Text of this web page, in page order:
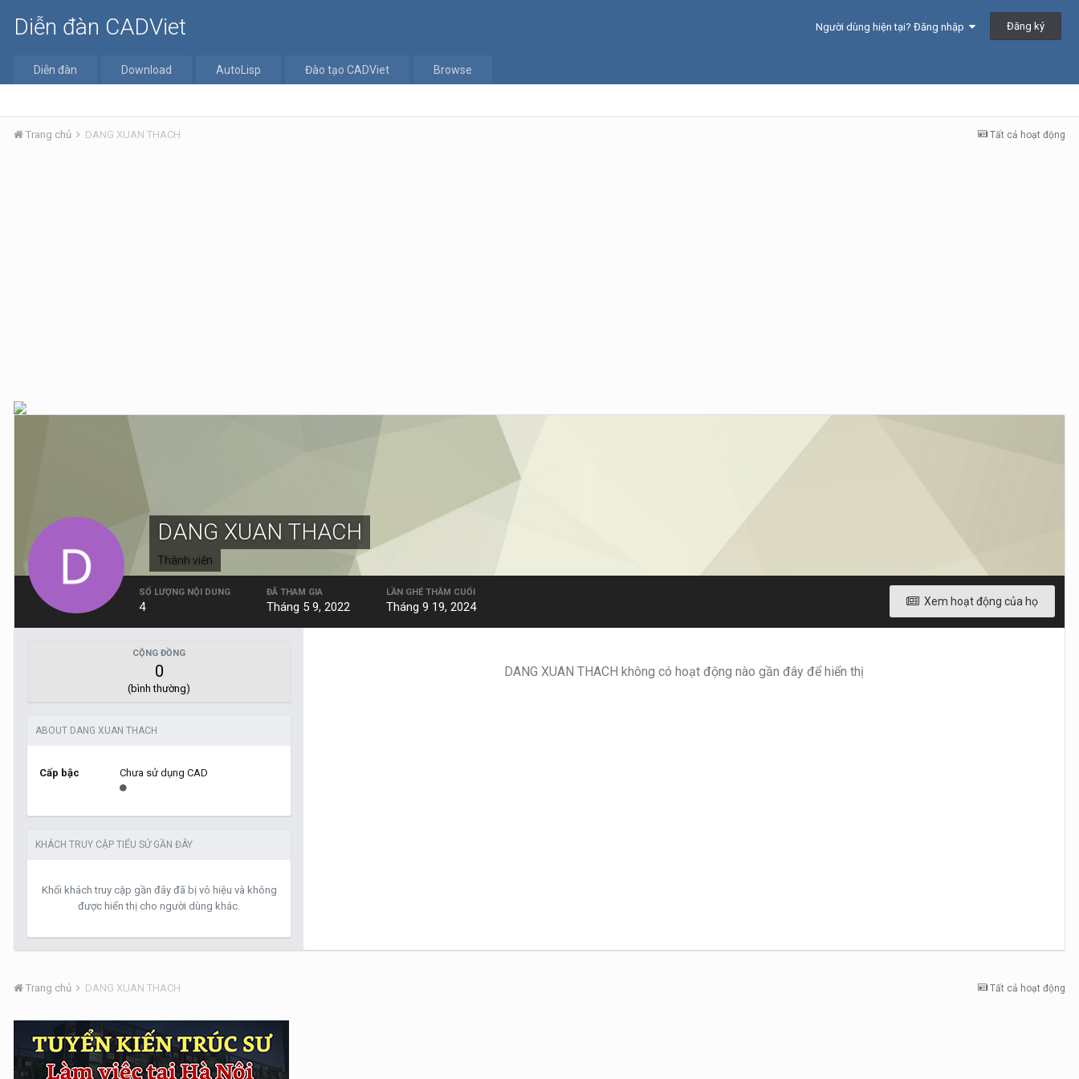
Diễn đàn CADViet Người dùng hiện tại? Đăng nhập Đăng ký
Diễn đàn Download AutoLisp Đào tạo CADViet Browse
Tất cả hoạt động
Trang chủ DANG XUAN THACH
DANG XUAN THACH
Thành viên
Xem hoạt động của họ
SỐ LƯỢNG NỘI DUNG
4
ĐÃ THAM GIA
Tháng 5 9, 2022
LẦN GHÉ THĂM CUỐI
Tháng 9 19, 2024
CỘNG ĐỒNG
0
(bình thường)
ABOUT DANG XUAN THACH
Cấp bậc Chưa sử dụng CAD
KHÁCH TRUY CẬP TIỂU SỬ GẦN ĐÂY
Khối khách truy cập gần đây đã bị vô hiệu và không
được hiển thị cho người dùng khác.
DANG XUAN THACH không có hoạt động nào gần đây để hiển thị
Tất cả hoạt động
Trang chủ DANG XUAN THACH